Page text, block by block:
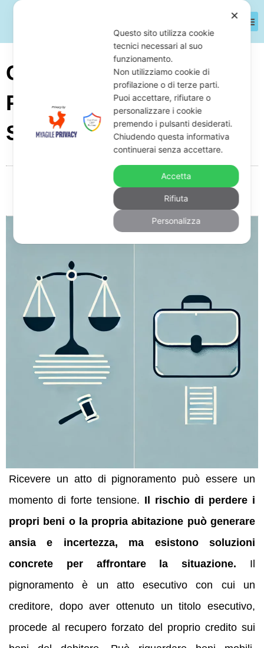
Cosa Fare Dopo Il
Pignoramento? Cosa
Succede Dopo
Giuseppe Monardo
20:59
Nessun commento
Ricevere un atto di pignoramento può essere un
momento di forte tensione. Il rischio di perdere i
propri beni o la propria abitazione può generare
ansia e incertezza, ma esistono soluzioni
concrete per affrontare la situazione. Il
pignoramento è un atto esecutivo con cui un
creditore, dopo aver ottenuto un titolo esecutivo,
procede al recupero forzato del proprio credito sui
✕
Questo sito utilizza cookie
tecnici necessari al suo
funzionamento.
Non utilizziamo cookie di
profilazione o di terze parti.
Puoi accettare, rifiutare o
personalizzare i cookie
premendo i pulsanti desiderati.
Chiudendo questa informativa
continuerai senza accettare.
Accetta
Rifiuta
Personalizza